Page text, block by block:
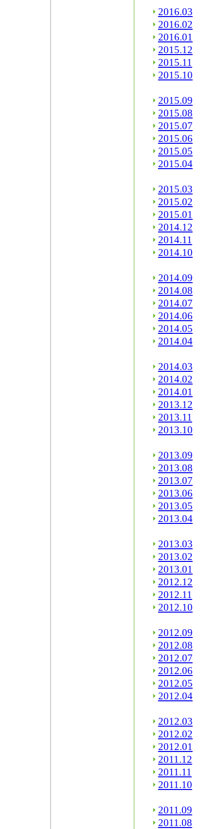
2016.03
2016.02
2016.01
2015.12
2015.11
2015.10
2015.09
2015.08
2015.07
2015.06
2015.05
2015.04
2015.03
2015.02
2015.01
2014.12
2014.11
2014.10
2014.09
2014.08
2014.07
2014.06
2014.05
2014.04
2014.03
2014.02
2014.01
2013.12
2013.11
2013.10
2013.09
2013.08
2013.07
2013.06
2013.05
2013.04
2013.03
2013.02
2013.01
2012.12
2012.11
2012.10
2012.09
2012.08
2012.07
2012.06
2012.05
2012.04
2012.03
2012.02
2012.01
2011.12
2011.11
2011.10
2011.09
2011.08